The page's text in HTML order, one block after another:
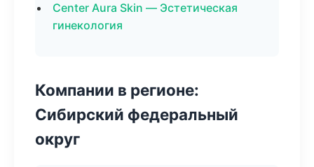
Center Aura Skin — Эстетическая
гинекология
Компании в регионе:
Сибирский федеральный
округ